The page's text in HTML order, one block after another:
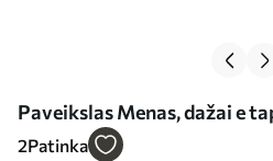
Paveikslas Menas, dažai e
2Patinka